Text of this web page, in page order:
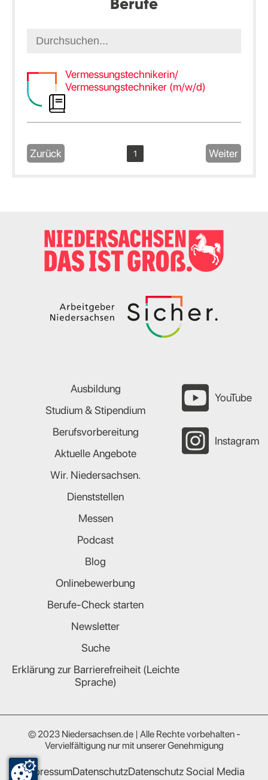
Vermessungstechnikerin/
Vermessungstechniker (m/w/d)
Zurück 1 Weiter
Ausbildung
Studium & Stipendium
Berufsvorbereitung
Aktuelle Angebote
Wir. Niedersachsen.
Dienststellen
Messen
Podcast
Blog
Onlinebewerbung
Berufe-Check starten
Newsletter
Suche
Erklärung zur Barrierefreiheit (Leichte
Sprache)
YouTube
Instagram
© 2023 Niedersachsen.de | Alle Rechte vorbehalten -
Vervielfältigung nur mit unserer Genehmigung
ImpressumDatenschutzDatenschutz Social Media